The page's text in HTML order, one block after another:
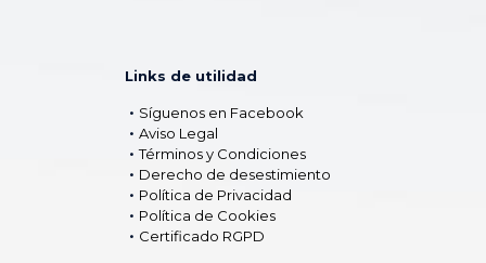
Links de utilidad
Síguenos en Facebook
Aviso Legal
Términos y Condiciones
Derecho de desestimiento
Política de Privacidad
Política de Cookies
Certificado RGPD